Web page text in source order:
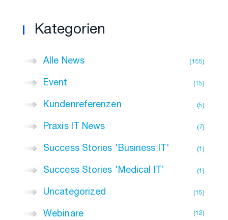
Kategorien
Alle News 155
Event 15
Kundenreferenzen 5
Praxis IT News 7
Success Stories 'Business IT' 1
Success Stories 'Medical IT’ 1
Uncategorized 15
Webinare 12